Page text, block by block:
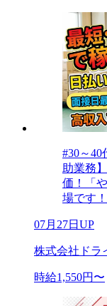
#30～
助業務
価！「
場です！
07月27日UP
株式会社ドラ
時給1,550円〜